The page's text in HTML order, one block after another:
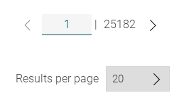
| 25182
Results per page